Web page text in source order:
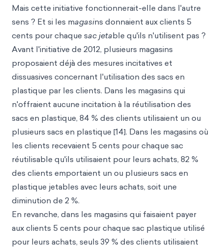
Mais cette initiative fonctionnerait-elle dans l'autre
sens ? Et si les magasins donnaient aux clients 5
cents pour chaque sac jetable qu'ils n'utilisent pas ?
Avant l'initiative de 2012, plusieurs magasins
proposaient déjà des mesures incitatives et
dissuasives concernant l'utilisation des sacs en
plastique par les clients. Dans les magasins qui
n'offraient aucune incitation à la réutilisation des
sacs en plastique, 84 % des clients utilisaient un ou
plusieurs sacs en plastique [14]. Dans les magasins où
les clients recevaient 5 cents pour chaque sac
réutilisable qu'ils utilisaient pour leurs achats, 82 %
des clients emportaient un ou plusieurs sacs en
plastique jetables avec leurs achats, soit une
diminution de 2 %.
En revanche, dans les magasins qui faisaient payer
aux clients 5 cents pour chaque sac plastique utilisé
pour leurs achats, seuls 39 % des clients utilisaient